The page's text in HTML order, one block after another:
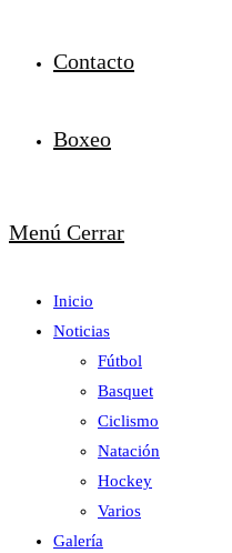
Contacto
Boxeo
Menú Cerrar
Inicio
Noticias
Fútbol
Basquet
Ciclismo
Natación
Hockey
Varios
Galería